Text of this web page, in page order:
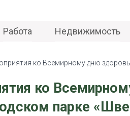
Работа Недвижимость
ко Всемирному дню
ко
парке